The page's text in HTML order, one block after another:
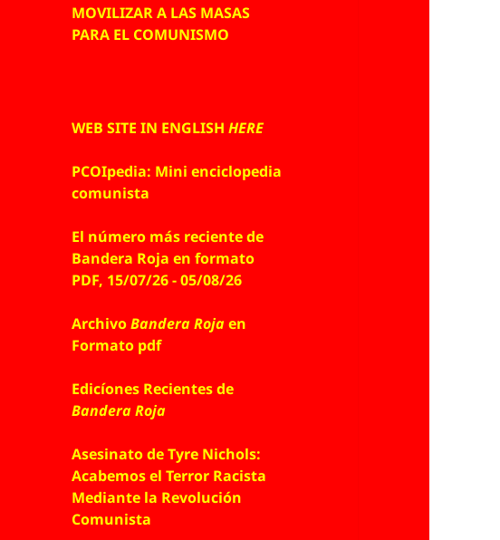
MOVILIZAR A LAS MASAS
PARA EL COMUNISMO
WEB SITE IN ENGLISHHERE
PCOIpedia: Mini enciclopedia
comunista
El número más reciente de
Bandera Roja en formato
PDF, 15/07/26 - 05/08/26
ArchivoBandera Rojaen
Formato pdf
Edicíones Recientes de
Bandera Roja
Asesinato de Tyre Nichols:
Acabemos el Terror Racista
Mediante la Revolución
Comunista